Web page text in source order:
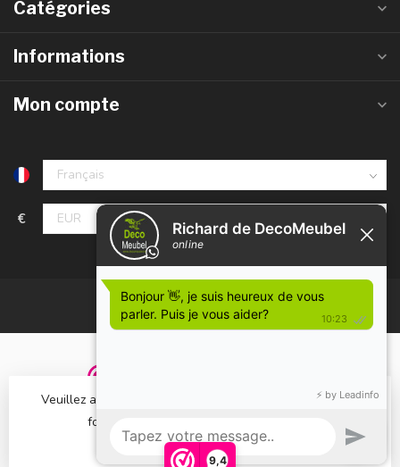
9,4
Catégories
Informations
Mon compte
€
© Copyright 2023 DecoMeubel ®
Veuillez accepter les cookies afin de rendre ce site plus
fonctionnel. D'accord?
En savoir plus sur les témoins (cookies) »